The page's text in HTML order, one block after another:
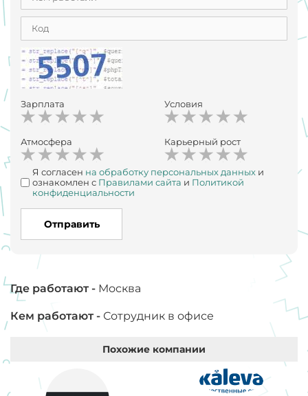
работы, а для решения своих корыстных интересов.
На предыдущем месте работы (ООО «Красногорский
полиграфический комбинат») также проработала
менее года.
Зарплата Условия
Атмосфера Карьерный рост
Я согласен на обработку персональных данных и
ознакомлен с Правилами сайта и Политикой
конфиденциальности
Отправить
Где работают - Москва
Кем работают - Сотрудник в офисе
Похожие компании